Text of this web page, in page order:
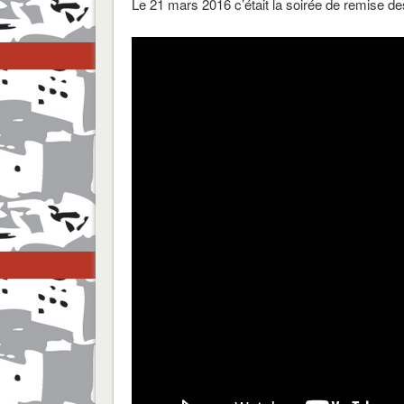
Le 21 mars 2016 c’était la soirée de remise